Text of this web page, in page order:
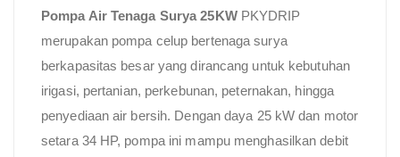
Pompa Air Tenaga Surya 25KWPKYDRIP
merupakan pompa celup bertenaga surya
berkapasitas besar yang dirancang untuk kebutuhan
irigasi, pertanian, perkebunan, peternakan, hingga
penyediaan air bersih. Dengan daya 25 kW dan motor
setara 34 HP, pompa ini mampu menghasilkan debit